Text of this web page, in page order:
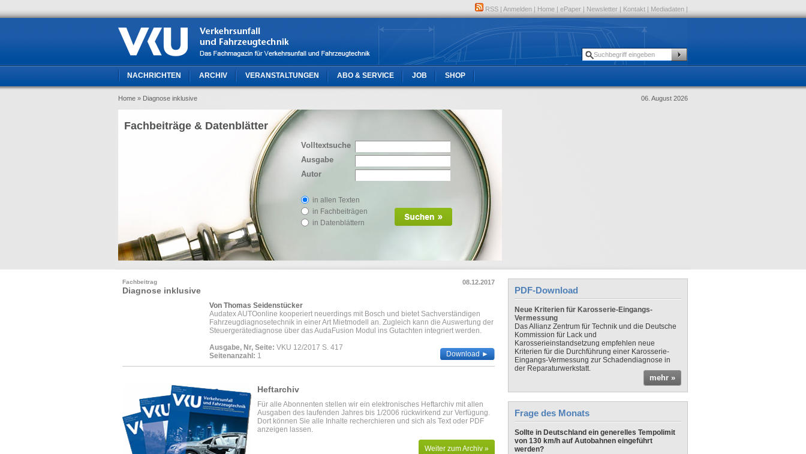
RSS | Anmelden | Home | ePaper | Newsletter | Kontakt | Mediadaten |
NACHRICHTEN ARCHIV VERANSTALTUNGEN ABO & SERVICE JOB SHOP
Home » Diagnose inklusive 06. August 2026
Volltextsuche
Ausgabe
Autor
in allen Texten
in Fachbeiträgen
in Datenblättern
Fachbeiträge & Datenblätter
08.12.2017
Fachbeitrag
Diagnose inklusive
Von Thomas Seidenstücker
Audatex AUTOonline kooperiert neuerdings mit Bosch und bietet Sachverständigen
Fahrzeugdiagnosetechnik in einer Art Mietmodell an. Zugleich kann die Auswertung der
Steuergerätediagnose über das AudaFusion Modul ins Gutachten integriert werden.
Ausgabe, Nr, Seite: VKU 12/2017 S. 417
Seitenanzahl: 1 Download ►
Heftarchiv
Für alle Abonnenten stellen wir ein elektronisches Heftarchiv mit allen
Ausgaben des laufenden Jahres bis 1/2006 rückwirkend zur Verfügung.
Dort können Sie alle Inhalte recherchieren und sich als Text oder PDF
anzeigen lassen.
Weiter zum Archiv »
PDF-Download
Neue Kriterien für Karosserie-Eingangs-
Vermessung
Das Allianz Zentrum für Technik und die Deutsche
Kommission für Lack und
Karosserieinstandsetzung empfehlen neue
Kriterien für die Durchführung einer Karosserie-
Eingangs-Vermessung zur Schadendiagnose in
der Reparaturwerkstatt.
mehr »
Frage des Monats
Sollte in Deutschland ein generelles Tempolimit
von 130 km/h auf Autobahnen eingeführt
werden?